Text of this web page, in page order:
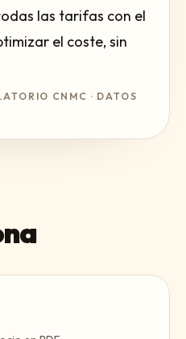
las tarifas con el
el coste, sin
CNMC · DATOS